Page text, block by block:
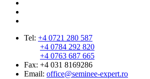
Tel: +4 0721 280 587
+4 0784 292 820
+4 0763 687 665
Fax: +4 031 8169286
Email: office@seminee-expert.ro